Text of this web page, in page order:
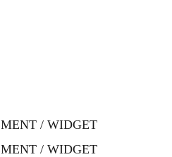
/ WIDGET
/ WIDGET